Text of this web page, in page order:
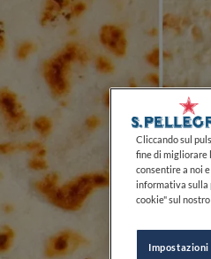
Cliccando sul
fine di migliorare
consentire a noi
informativa sulla
cookie" sul nostro
Impostazioni